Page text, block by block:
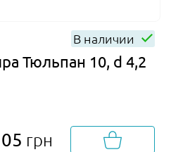
В наличии
Тюльпан 10, d 4,2
грн